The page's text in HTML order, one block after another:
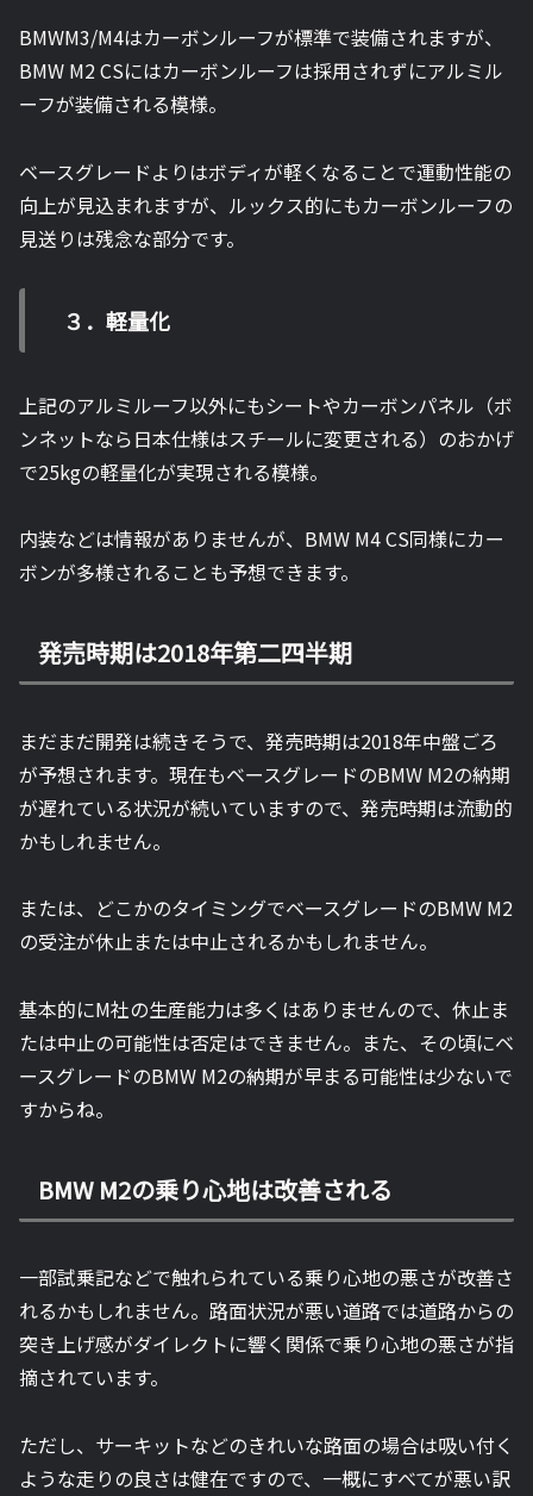
BMWM3/M4はカーボンルーフが標準で装備されますが、
BMW M2 CSにはカーボンルーフは採用されずにアルミル
ーフが装備される模様。
ベースグレードよりはボディが軽くなることで運動性能の
向上が見込まれますが、ルックス的にもカーボンルーフの
見送りは残念な部分です。
３．軽量化
上記のアルミルーフ以外にもシートやカーボンパネル（ボ
ンネットなら日本仕様はスチールに変更される）のおかげ
で25kgの軽量化が実現される模様。
内装などは情報がありませんが、BMW M4 CS同様にカー
ボンが多様されることも予想できます。
発売時期は2018年第二四半期
まだまだ開発は続きそうで、発売時期は2018年中盤ごろ
が予想されます。現在もベースグレードのBMW M2の納期
が遅れている状況が続いていますので、発売時期は流動的
かもしれません。
または、どこかのタイミングでベースグレードのBMW M2
の受注が休止または中止されるかもしれません。
基本的にM社の生産能力は多くはありませんので、休止ま
たは中止の可能性は否定はできません。また、その頃にベ
ースグレードのBMW M2の納期が早まる可能性は少ないで
すからね。
BMW M2の乗り心地は改善される
一部試乗記などで触れられている乗り心地の悪さが改善さ
れるかもしれません。路面状況が悪い道路では道路からの
突き上げ感がダイレクトに響く関係で乗り心地の悪さが指
摘されています。
ただし、サーキットなどのきれいな路面の場合は吸い付く
ような走りの良さは健在ですので、一概にすべてが悪い訳